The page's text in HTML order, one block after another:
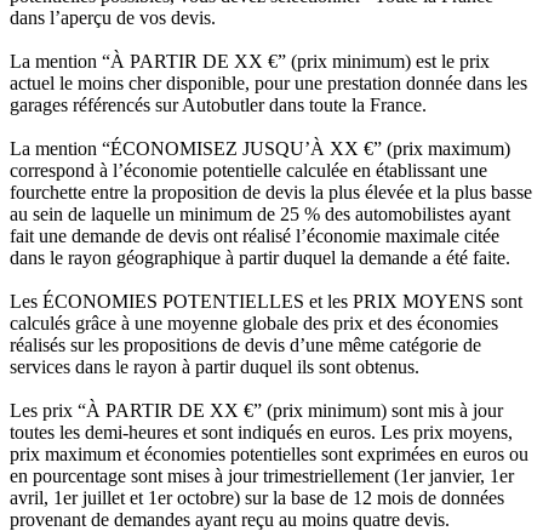
dans l’aperçu de vos devis.
La mention “À PARTIR DE XX €” (prix minimum) est le prix
actuel le moins cher disponible, pour une prestation donnée dans les
garages référencés sur Autobutler dans toute la France.
La mention “ÉCONOMISEZ JUSQU’À XX €” (prix maximum)
correspond à l’économie potentielle calculée en établissant une
fourchette entre la proposition de devis la plus élevée et la plus basse
au sein de laquelle un minimum de 25 % des automobilistes ayant
fait une demande de devis ont réalisé l’économie maximale citée
dans le rayon géographique à partir duquel la demande a été faite.
Les ÉCONOMIES POTENTIELLES et les PRIX MOYENS sont
calculés grâce à une moyenne globale des prix et des économies
réalisés sur les propositions de devis d’une même catégorie de
services dans le rayon à partir duquel ils sont obtenus.
Les prix “À PARTIR DE XX €” (prix minimum) sont mis à jour
toutes les demi-heures et sont indiqués en euros. Les prix moyens,
prix maximum et économies potentielles sont exprimées en euros ou
en pourcentage sont mises à jour trimestriellement (1er janvier, 1er
avril, 1er juillet et 1er octobre) sur la base de 12 mois de données
provenant de demandes ayant reçu au moins quatre devis.